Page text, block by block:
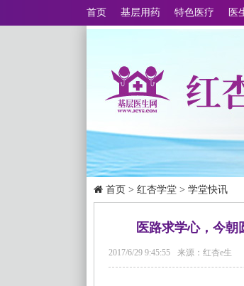
首页 基层用药 特色医疗 医
首页 > 红杏学堂 > 学堂快讯
医路求学心，今
2017/6/29 9:45:55 来源：红杏e生